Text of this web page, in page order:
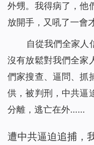
外甥。我得病了，他
放開手，又吼了一會
自從我們全家人
沒有放鬆對我們全家
們家搜查、逼問、抓
供，被判刑，中共逼
分離，逃亡在外……
遭中共逼迫追捕，